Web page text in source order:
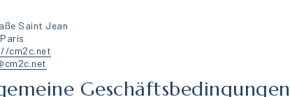
Saint Jean
cm2c.net
Geschäftsbedingungen